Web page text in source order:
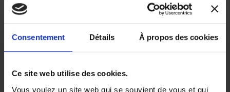
Consentement Détails À propos des cookies
Ce site web utilise des cookies.
Vous voulez un site web qui se souvient de vous et qui
Nouveau kit fixation d'écran. L'écran est facile à
attacher/détacher, fonctionnement en douceur de l'écran,
Verrouillage de l'écran plus sûr et pratique